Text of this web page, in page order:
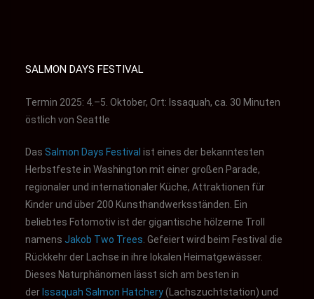
SALMON DAYS FESTIVAL
Termin 2025: 4.–5. Oktober, Ort: Issaquah, ca. 30 Minuten
östlich von Seattle
Das Salmon Days Festival ist eines der bekanntesten
Herbstfeste in Washington mit einer großen Parade,
regionaler und internationaler Küche, Attraktionen für
Kinder und über 200 Kunsthandwerksständen. Ein
beliebtes Fotomotiv ist der gigantische hölzerne Troll
namens Jakob Two Trees. Gefeiert wird beim Festival die
Rückkehr der Lachse in ihre lokalen Heimatgewässer.
Dieses Naturphänomen lässt sich am besten in
der Issaquah Salmon Hatchery(Lachszuchtstation) und